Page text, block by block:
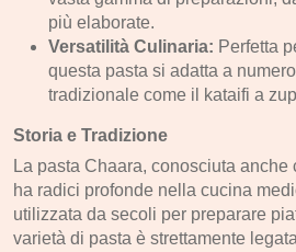
Contatti
più elaborate.
Versatilità Culinaria: Perfetta
questa pasta si adatta a
tradizionale come il kataifi a
Storia e Tradizione
La pasta Chaara, conosciuta anche
ha radici profonde nella cucina
utilizzata da secoli per preparare
varietà di pasta è strettamente